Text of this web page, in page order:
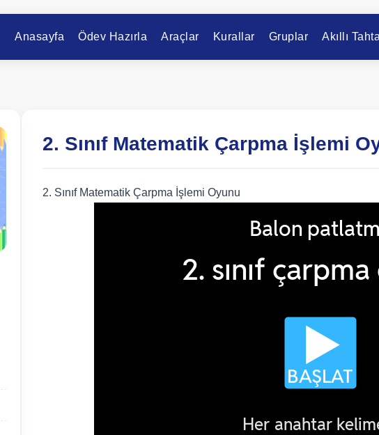
Anasayfa Ödev Hazırla Araçlar Kurallar Gruplar Akıllı
2. Sınıf Matematik Çarpma İşlemi
2. Sınıf Matematik Çarpma İşlemi Oyunu